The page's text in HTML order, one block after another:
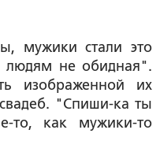
мужики стали это
людям не обидная".
изображенной их
"Спиши-ка ты
то, как мужики-то